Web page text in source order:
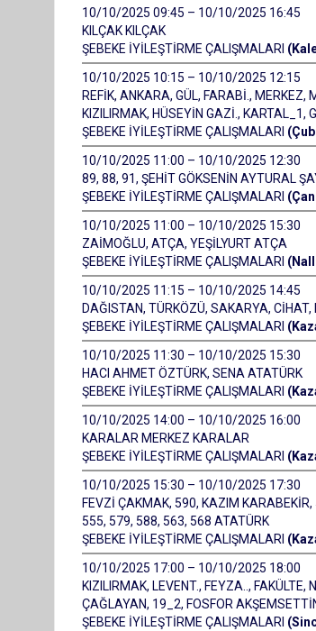
10/10/2025 09:45 – 10/10/2025 16:45
KILÇAK KILÇAK
ŞEBEKE İYİLEŞTİRME ÇALIŞMALARI
10/10/2025 10:15 – 10/10/2025 12:15
REFİK, ANKARA, GÜL, FARABİ., MERKEZ,
KIZILIRMAK, HÜSEYİN GAZİ., KARTAL_1,
ŞEBEKE İYİLEŞTİRME ÇALIŞMALARI
10/10/2025 11:00 – 10/10/2025 12:30
89, 88, 91, ŞEHİT GÖKSENİN AYTURAL
ŞEBEKE İYİLEŞTİRME ÇALIŞMALARI
10/10/2025 11:00 – 10/10/2025 15:30
ZAİMOĞLU, ATÇA, YEŞİLYURT ATÇA
ŞEBEKE İYİLEŞTİRME ÇALIŞMALARI
10/10/2025 11:15 – 10/10/2025 14:45
DAĞISTAN, TÜRKÖZÜ, SAKARYA,
ŞEBEKE İYİLEŞTİRME ÇALIŞMALARI
10/10/2025 11:30 – 10/10/2025 15:30
HACI AHMET ÖZTÜRK, SENA ATATÜRK
ŞEBEKE İYİLEŞTİRME ÇALIŞMALARI
10/10/2025 14:00 – 10/10/2025 16:00
KARALAR MERKEZ KARALAR
ŞEBEKE İYİLEŞTİRME ÇALIŞMALARI
10/10/2025 15:30 – 10/10/2025 17:30
FEVZİ ÇAKMAK, 590, KAZIM
555, 579, 588, 563, 568 ATATÜRK
ŞEBEKE İYİLEŞTİRME ÇALIŞMALARI
10/10/2025 17:00 – 10/10/2025 18:00
KIZILIRMAK, LEVENT., FEYZA..,
ÇAĞLAYAN, 19_2, FOSFOR
ŞEBEKE İYİLEŞTİRME ÇALIŞMALARI